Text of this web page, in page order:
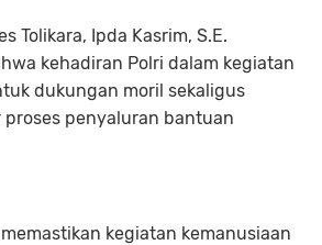
Tolikara, Ipda Kasrim, S.E.
kehadiran Polri dalam kegiatan
dukungan moril sekaligus
proses penyaluran bantuan
kegiatan kemanusiaan